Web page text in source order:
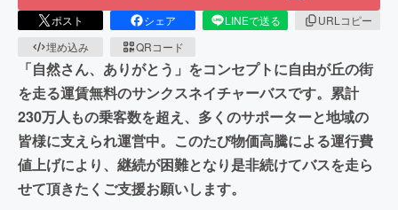
ポスト シェア LINEで送る
URLコピー
埋め込み
QRコード
「自然さん、ありがとう」をコンセプトに自由が丘の街
を走る運賃無料のサンクスネイチャーバスです。累計
230万人もの乗客数を超え、多くのサポーターと地域の
皆様に支えられ運営中。このたび物価高騰による運行費
値上げにより、継続が困難となり是非続けてバスを走ら
せて頂きたくご支援お願いします。